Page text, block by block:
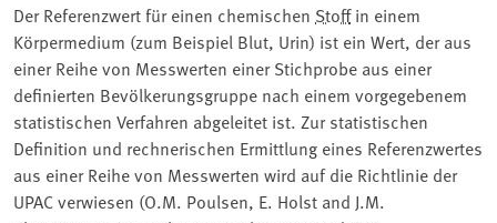
Der Referenzwert für einen chemischen Stoffin einem
Körpermedium (zum Beispiel Blut, Urin) ist ein Wert, der aus
einer Reihe von Messwerten einer Stichprobe aus einer
definierten Bevölkerungsgruppe nach einem vorgegebenem
statistischen Verfahren abgeleitet ist. Zur statistischen
Definition und rechnerischen Ermittlung eines Referenzwertes
aus einer Reihe von Messwerten wird auf die Richtlinie der
UPAC verwiesen (O.M. Poulsen, E. Holst and J.M.